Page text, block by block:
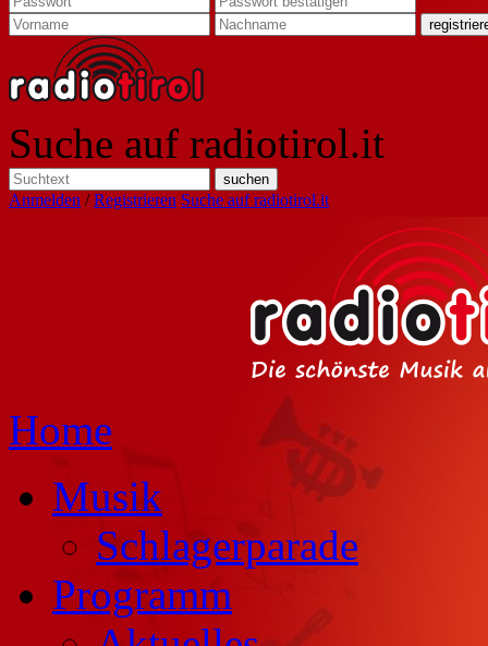
Suche auf radiotirol.it
Anmelden /Registrieren Suche auf radiotirol.it
Home
Musik
Schlagerparade
Programm